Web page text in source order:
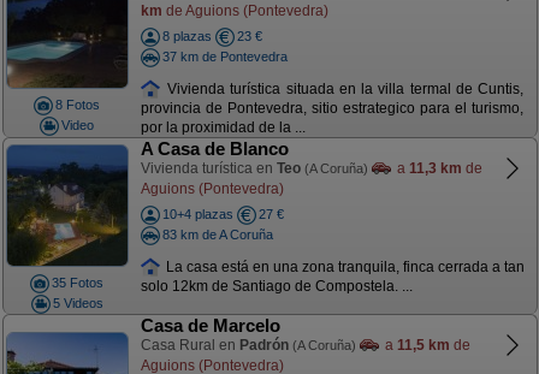
8 Fotos
Video
km de Aguions (Pontevedra)
8 plazas
23 €
37 km de Pontevedra
Vivienda turística situada en la villa termal de Cuntis,
provincia de Pontevedra, sitio estrategico para el turismo,
por la proximidad de la ...
35 Fotos
5 Videos
A Casa de Blanco
Vivienda turística en Teo (A Coruña) a 11,3 km de
Aguions (Pontevedra)
10+4 plazas
27 €
83 km de A Coruña
La casa está en una zona tranquila, finca cerrada a tan
solo 12km de Santiago de Compostela. ...
Casa de Marcelo
Casa Rural en Padrón (A Coruña) a 11,5 km de
Aguions (Pontevedra)